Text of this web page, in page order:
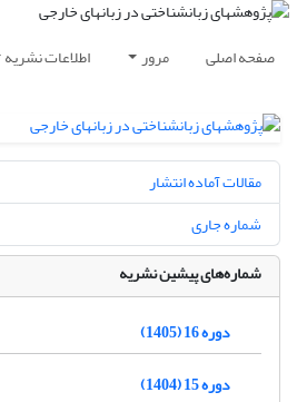
صفحه اصلی مرور اطلاعات نشریه
مقالات آماده انتشار
شماره جاری
شماره‌های پیشین نشریه
دوره 16 (1405)
دوره 15 (1404)